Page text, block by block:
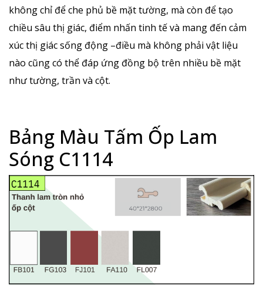
không chỉ để che phủ bề mặt tường, mà còn để tạo
chiều sâu thị giác, điểm nhấn tinh tế và mang đến cảm
xúc thị giác sống động –điều mà không phải vật liệu
nào cũng có thể đáp ứng đồng bộ trên nhiều bề mặt
như tường, trần và cột.
Bảng Màu Tấm Ốp Lam
Sóng C1114